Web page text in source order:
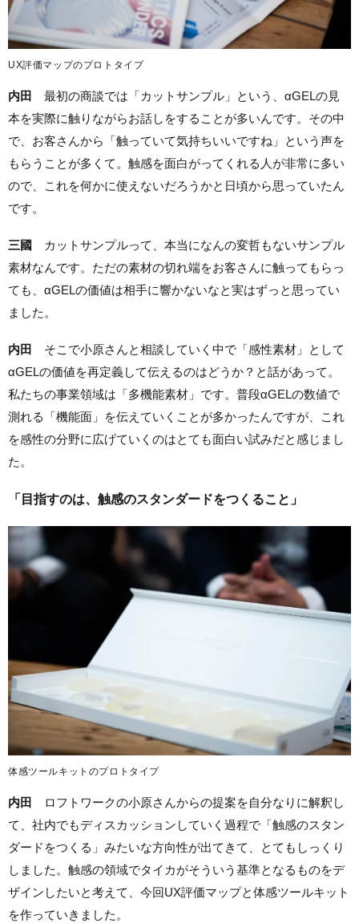
UX評価マップのプロトタイプ
内田
最初の商談では「カットサンプル」という、αGELの見
本を実際に触りながらお話しをすることが多いんです。その中
で、お客さんから「触っていて気持ちいいですね」という声を
もらうことが多くて。触感を面白がってくれる人が非常に多い
ので、これを何かに使えないだろうかと日頃から思っていたん
です。
三國
カットサンプルって、本当になんの変哲もないサンプル
素材なんです。ただの素材の切れ端をお客さんに触ってもらっ
ても、αGELの価値は相手に響かないなと実はずっと思ってい
ました。
内田 そこで小原さんと相談していく中で「感性素材」として
αGELの価値を再定義して伝えるのはどうか？と話があって。
私たちの事業領域は「多機能素材」です。普段αGELの数値で
測れる「機能面」を伝えていくことが多かったんですが、これ
を感性の分野に広げていくのはとても面白い試みだと感じまし
た。
「目指すのは、触感のスタンダードをつくること」
体感ツールキットのプロトタイプ
内田
ロフトワークの小原さんからの提案を自分なりに解釈し
て、社内でもディスカッションしていく過程で「触感のスタン
ダードをつくる」みたいな方向性が出てきて、とてもしっくり
しました。触感の領域でタイカがそういう基準となるものをデ
ザインしたいと考えて、今回UX評価マップと体感ツールキット
を作っていきました。